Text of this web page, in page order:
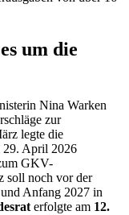
um die
Nina Warken
zur
legte die
29. April 2026
GKV-
soll noch vor der
Anfang 2027 in
erfolgte am 12.